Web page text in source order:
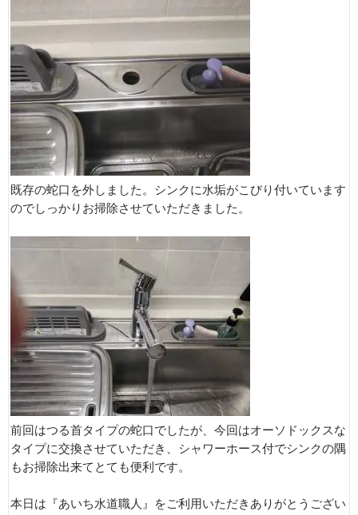
既存の蛇口を外しました。シンクに水垢がこびり付いています
のでしっかりお掃除させていただきました。
前回はつる首タイプの蛇口でしたが、今回はオーソドックスな
タイプに交換させていただき、シャワーホース付でシンクの隅
もお掃除出来てとても便利です。
本日は『あいち水道職人』をご利用いただきありがとうござい